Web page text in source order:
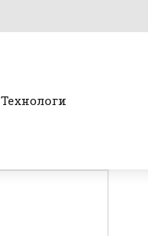
Технологи